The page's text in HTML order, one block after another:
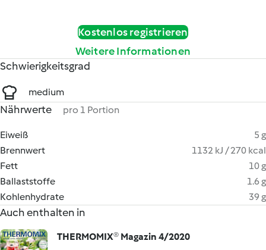
Kostenlos registrieren
Weitere Informationen
Schwierigkeitsgrad
medium
Nährwerte pro 1 Portion
Eiweiß
5 g
Brennwert
1132 kJ / 270 kcal
Fett
10 g
Ballaststoffe
1.6 g
Kohlenhydrate
39 g
Auch enthalten in
THERMOMIX® Magazin 4/2020